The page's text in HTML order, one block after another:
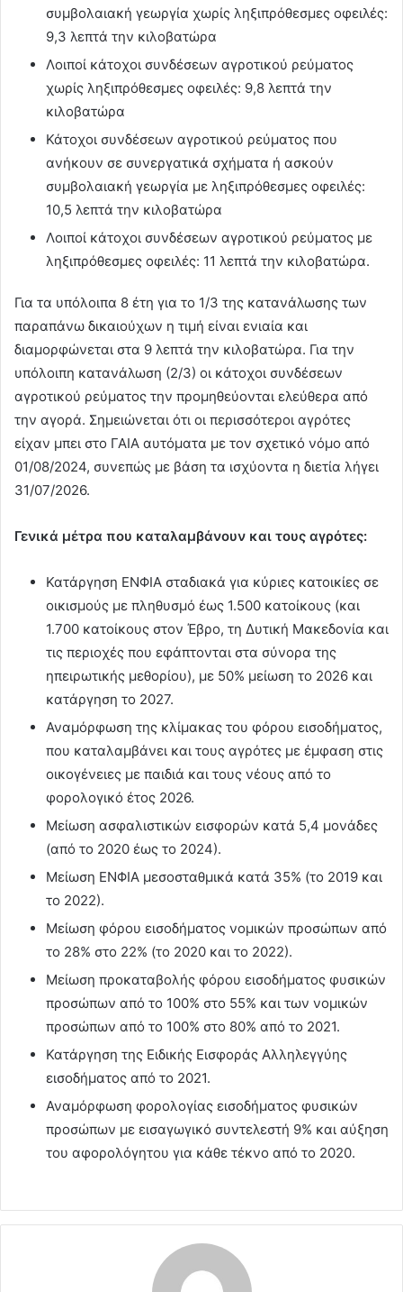
συμβολαιακή γεωργία χωρίς ληξιπρόθεσμες οφειλές:
9,3 λεπτά την κιλοβατώρα
Λοιποί κάτοχοι συνδέσεων αγροτικού ρεύματος
χωρίς ληξιπρόθεσμες οφειλές: 9,8 λεπτά την
κιλοβατώρα
Κάτοχοι συνδέσεων αγροτικού ρεύματος που
ανήκουν σε συνεργατικά σχήματα ή ασκούν
συμβολαιακή γεωργία με ληξιπρόθεσμες οφειλές:
10,5 λεπτά την κιλοβατώρα
Λοιποί κάτοχοι συνδέσεων αγροτικού ρεύματος με
ληξιπρόθεσμες οφειλές: 11 λεπτά την κιλοβατώρα.
Για τα υπόλοιπα 8 έτη για το 1/3 της κατανάλωσης των
παραπάνω δικαιούχων η τιμή είναι ενιαία και
διαμορφώνεται στα 9 λεπτά την κιλοβατώρα. Για την
υπόλοιπη κατανάλωση (2/3) οι κάτοχοι συνδέσεων
αγροτικού ρεύματος την προμηθεύονται ελεύθερα από
την αγορά. Σημειώνεται ότι οι περισσότεροι αγρότες
είχαν μπει στο ΓΑΙΑ αυτόματα με τον σχετικό νόμο από
01/08/2024, συνεπώς με βάση τα ισχύοντα η διετία λήγει
31/07/2026.
Γενικά μέτρα που καταλαμβάνουν και τους αγρότες:
Κατάργηση ΕΝΦΙΑ σταδιακά για κύριες κατοικίες σε
οικισμούς με πληθυσμό έως 1.500 κατοίκους (και
1.700 κατοίκους στον Έβρο, τη Δυτική Μακεδονία και
τις περιοχές που εφάπτονται στα σύνορα της
ηπειρωτικής μεθορίου), με 50% μείωση το 2026 και
κατάργηση το 2027.
Αναμόρφωση της κλίμακας του φόρου εισοδήματος,
που καταλαμβάνει και τους αγρότες με έμφαση στις
οικογένειες με παιδιά και τους νέους από το
φορολογικό έτος 2026.
Μείωση ασφαλιστικών εισφορών κατά 5,4 μονάδες
(από το 2020 έως το 2024).
Μείωση ΕΝΦΙΑ μεσοσταθμικά κατά 35% (το 2019 και
το 2022).
Μείωση φόρου εισοδήματος νομικών προσώπων από
το 28% στο 22% (το 2020 και το 2022).
Μείωση προκαταβολής φόρου εισοδήματος φυσικών
προσώπων από το 100% στο 55% και των νομικών
προσώπων από το 100% στο 80% από το 2021.
Κατάργηση της Ειδικής Εισφοράς Αλληλεγγύης
εισοδήματος από το 2021.
Αναμόρφωση φορολογίας εισοδήματος φυσικών
προσώπων με εισαγωγικό συντελεστή 9% και αύξηση
του αφορολόγητου για κάθε τέκνο από το 2020.